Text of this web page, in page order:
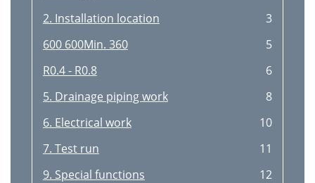
2. Installation location
3
600 600Min. 360
5
R0.4 - R0.8
6
5. Drainage piping work
8
6. Electrical work
10
7. Test run
11
9. Special functions
12